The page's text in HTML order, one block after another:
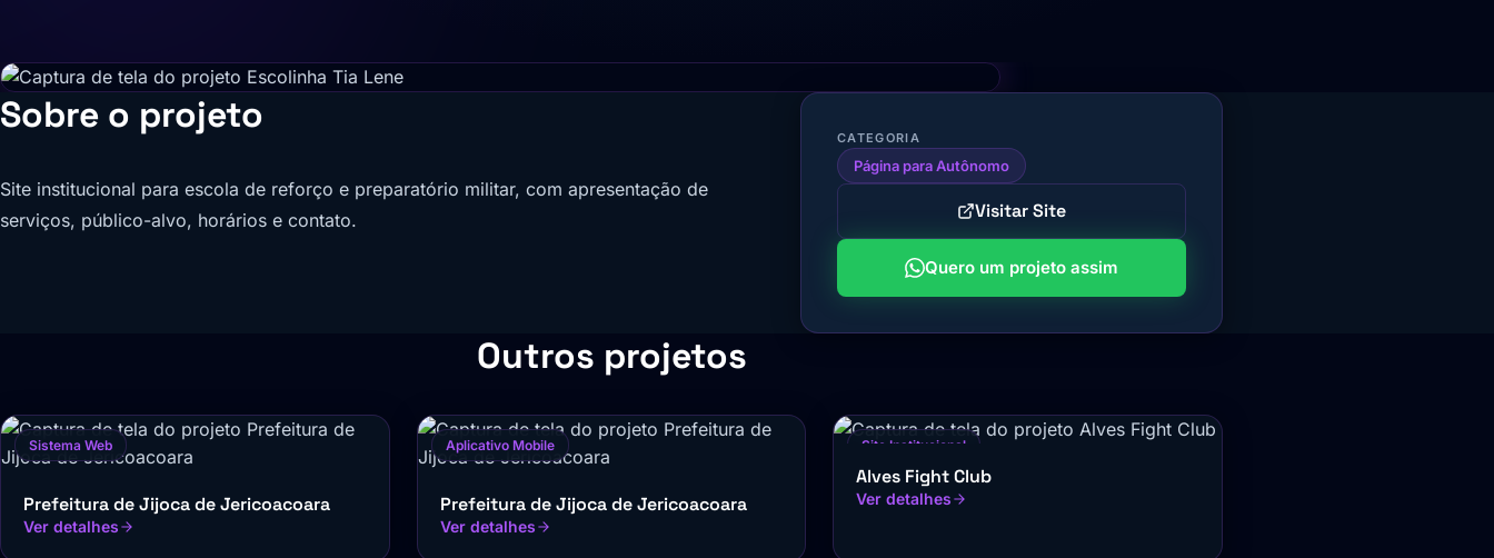
Sobre o projeto
Site institucional para escola de reforço e preparatório militar, com apresentação de
serviços, público-alvo, horários e contato.
CATEGORIA
Página para Autônomo
Visitar Site
Quero um projeto assim
Outros projetos
Sistema Web
Prefeitura de Jijoca de Jericoacoara
Ver detalhes
Aplicativo Mobile
Prefeitura de Jijoca de Jericoacoara
Ver detalhes
Site Institucional
Alves Fight Club
Ver detalhes